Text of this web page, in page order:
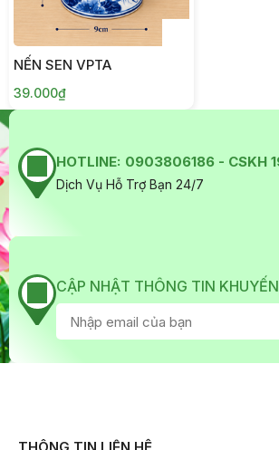
NẾN SEN VPTA
39.000₫
HOTLINE: 0903806186 - CSKH
Dịch Vụ Hỗ Trợ Bạn 24/7
CẬP NHẬT THÔNG TIN